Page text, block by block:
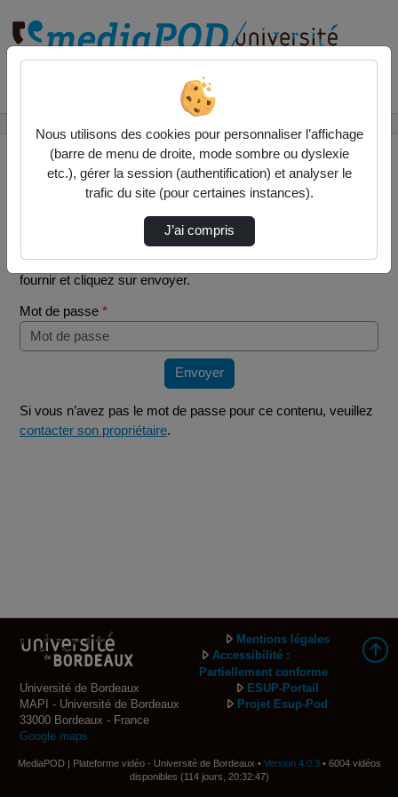
Mot de passe requis
Cette vidéo est protégée par un mot de passe, veuillez le
fournir et cliquez sur envoyer.
Mot de passe *
Envoyer
Si vous n’avez pas le mot de passe pour ce contenu, veuillez
contacter son propriétaire.
Université de Bordeaux
MAPI - Université de Bordeaux
33000 Bordeaux - France
Google maps
Mentions légales
Accessibilité :
Partiellement conforme
ESUP-Portail
Projet Esup-Pod
MediaPOD | Plateforme vidéo - Université de Bordeaux • Version 4.0.3• 6004 vidéos
disponibles (114 jours, 20:32:47)
Nous utilisons des cookies pour personnaliser l’affichage
(barre de menu de droite, mode sombre ou dyslexie
etc.), gérer la session (authentification) et analyser le
trafic du site (pour certaines instances).
J’ai compris